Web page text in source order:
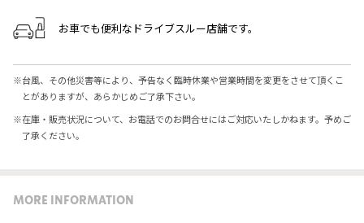
お車でも便利なドライブスルー店舗です。
※台風、その他災害等により、予告なく臨時休業や営業時間を変更をさせて頂くこ
とがありますが、あらかじめご了承下さい。
※在庫・販売状況について、お電話でのお問合せにはご対応いたしかねます。予めご
了承ください。
MORE INFORMATION